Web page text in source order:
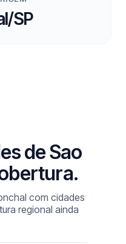
SP
de Sao
com cidades
regional ainda